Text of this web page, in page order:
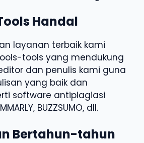
Handal
layanan terbaik kami
tools yang mendukung
dan penulis kami guna
yang baik dan
software antiplagiasi
BUZZSUMO, dll.
Bertahun-tahun